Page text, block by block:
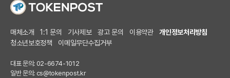
매체소개 1:1 문의 기사제보 광고 문의 이용약관
개인정보처리방침
청소년보호정책
이메일무단수집거부
대표 문의: 02-6674-1012
일반 문의: cs@tokenpost.kr